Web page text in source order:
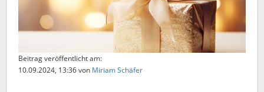
Beitrag veröffentlicht am:
10.09.2024, 13:36von Miriam Schäfer